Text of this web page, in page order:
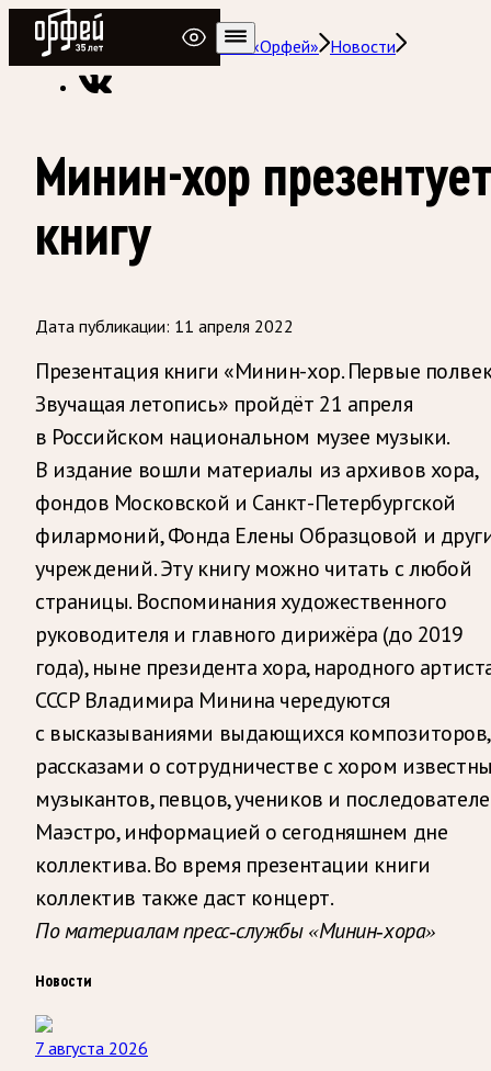
Радио Орфей
Радио классической музыки «Орфей» Новости
Минин-хор презентует
книгу
Дата публикации: 11 апреля 2022
Презентация книги «Минин-хор. Первые
Звучащая летопись» пройдёт 21 апреля
в Российском национальном музее музыки.
В издание вошли материалы из архивов хора,
фондов Московской и Санкт-Петербургской
филармоний, Фонда Елены Образцовой и
учреждений. Эту книгу можно читать с любой
страницы. Воспоминания художественного
руководителя и главного дирижёра (до 2019
года), ныне президента хора, народного
СССР Владимира Минина чередуются
с высказываниями выдающихся композиторов,
рассказами о сотрудничестве с хором
музыкантов, певцов, учеников и
Маэстро, информацией о сегодняшнем дне
коллектива. Во время презентации книги
коллектив также даст концерт.
По материалам пресс-службы «Минин-хора»
Новости
7 августа 2026